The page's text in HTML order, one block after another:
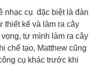
nhạc cụ đặc biệt là đàn
thiết kế và làm ra cây
tự mình làm ra cây
chế tạo, Matthew cũng
cụ khác trước khi